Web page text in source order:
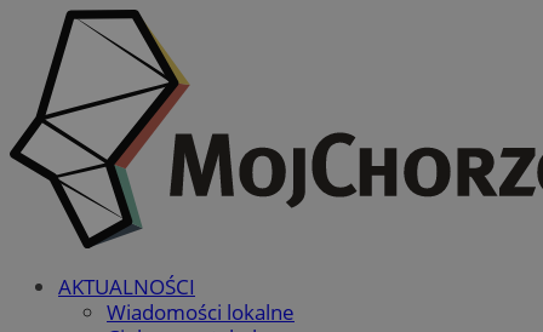
AKTUALNOŚCI
Wiadomości lokalne